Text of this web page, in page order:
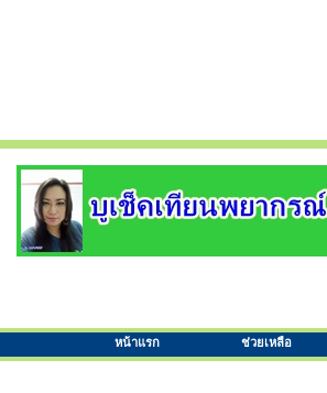
หน้าแรก ช่วยเหลือ